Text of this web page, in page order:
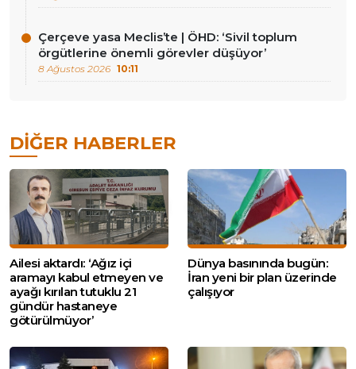
Çerçeve yasa Meclis’te | ÖHD: ‘Sivil toplum
örgütlerine önemli görevler düşüyor’
8 Ağustos 2026 10:11
DIĞER HABERLER
Ailesi aktardı: ‘Ağız içi
aramayı kabul etmeyen ve
ayağı kırılan tutuklu 21
gündür hastaneye
götürülmüyor’
Dünya basınında bugün:
İran yeni bir plan üzerinde
çalışıyor